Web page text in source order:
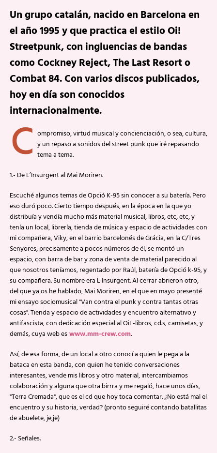
Un grupo catalán, nacido en Barcelona en
el año 1995 y que practica el estilo Oi!
Streetpunk, con ingluencias de bandas
como Cockney Reject, The Last Resort o
Combat 84. Con varios discos publicados,
hoy en día son conocidos
internacionalmente.
C ompromiso, virtud musical y concienciación, o sea, cultura,
y un repaso a sonidos del street punk que iré repasando
tema a tema.
1.- De L’Insurgent al Mai Moriren.
Escuché algunos temas de Opció K-95 sin conocer a su batería. Pero
eso duró poco. Cierto tiempo después, en la época en la que yo
distribuía y vendía mucho más material musical, libros, etc, etc, y
tenía un local, librería, tienda de música y espacio de actividades con
mi compañera, Viky, en el barrio barcelonés de Grácia, en la C/Tres
Senyores, precisamente a pocos números de él, se montó un
espacio, con barra de bar y zona de venta de material parecido al
que nosotros teníamos, regentado por Raúl, batería de Opció k-95, y
su compañera. Su nombre era L Insurgent. Al cerrar abrieron otro,
del que ya os he hablado, Mai Moriren, en el que en mayo presenté
mi ensayo sociomusical "Van contra el punk y contra tantas otras
cosas". Tienda y espacio de actividades y encuentro alternativo y
antifascista, con dedicación especial al Oi! -libros, cd.s, camisetas, y
demás, cuya web eswww.mm-crew.com.
Así, de esa forma, de un local a otro conocí a quien le pega a la
bataca en esta banda, con quien he tenido conversaciones
interesantes, vende mis libros y otro material, intercambiamos
colaboración y alguna que otra birrra y me regaló, hace unos días,
"Terra Cremada", que es el cd que hoy toca comentar. ¿No está mal el
encuentro y su historia, verdad? (pronto seguiré contando batallitas
de abuelete, je,je)
2.- Señales.